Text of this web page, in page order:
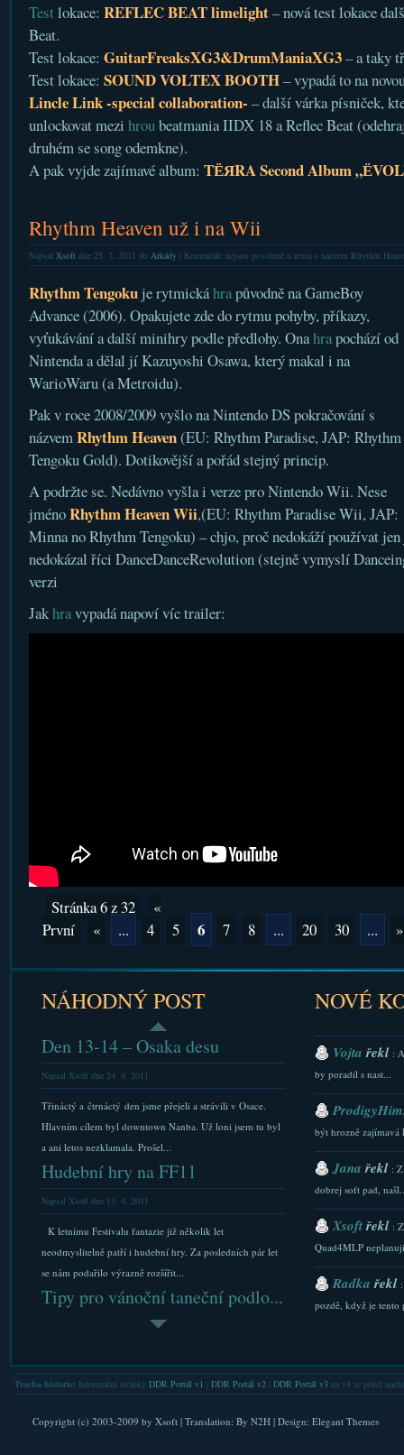
Test lokace: REFLEC BEAT limelight– nová test lokace
Beat.
Test lokace: GuitarFreaksXG3&DrumManiaXG3– a taky
Test lokace: SOUND VOLTEX BOOTH– vypadá to na
Lincle Link -special collaboration- – další várka písniček,
unlockovat mezi hroubeatmania IIDX 18 a Reflec Beat
druhém se song odemkne).
A pak vyjde zajímavé album: TЁЯRA Second Album
Rhythm Heaven už i na Wii
Napsal Xsoftdne 25. 7. 2011 do Arkády| Komentáře nejsou povolenéu textu s názvem Rhythm
Rhythm Tengokuje rytmickáhrapůvodně na GameBoy
Advance (2006). Opakujete zde do rytmu pohyby, příkazy,
vyťukávání a další minihry podle předlohy. Onahrapochází od
Nintenda a dělal jí Kazuyoshi Osawa, který makal i na
WarioWaru (a Metroidu).
Pak v roce 2008/2009 vyšlo na Nintendo DS pokračování s
názvemRhythm Heaven(EU: Rhythm Paradise, JAP: Rhythm
Tengoku Gold). Dotikovější a pořád stejný princip.
A podržte se. Nedávno vyšla i verze pro Nintendo Wii. Nese
jménoRhythm Heaven Wii,(EU: Rhythm Paradise Wii, JAP:
Minna no Rhythm Tengoku) – chjo, proč nedokáží používat
nedokázal říci DanceDanceRevolution (stejně vymyslí
verzi
Jakhravypadá napoví víc trailer:
Stránka 6 z 32
«
První
« ... 4 5 6 7 8 ... 20 30 ... »
NÁHODNÝ POST
Den 13-14 – Osaka desu
Napsal Xsoft dne 24. 4. 2011
Třináctý a čtrnáctý den jsme přejeli a strávili v Osace.
Hlavním cílem byl downtown Nanba. Už loni jsem tu byl
a ani letos nezklamala. Prošel...
Hudební hry na FF11
Napsal Xsoft dne 13. 4. 2011
K letnímu Festivalu fantazie již několik let
neodmyslitelně patří i hudební hry. Za posledních pár let
se nám podařilo výrazně rozšířit...
Tipy pro vánoční taneční podlo...
Napsal Xsoft dne 25. 12. 2011
ni další písničky? Koukáte jak začít nebo další informace
o taneční hře. Pak mám...
Akicon 2010 proběhl úspěšně...
NOVÉ
Vojtařekl :
by poradil s nast...
být hrozně zajímavá
Janařekl :
dobrej soft pad,
Xsoftřekl :
Quad4MLP
Radkařekl
pozdě, když je tento
stazeni a Downlaod...
Xsoftřekl
FAQ. Do nastaveni
Trocha historie: Informační stránky DDR Portál v1 DDR Portál v2| DDR Portál v3na v4 se právě
Copyright (c) 2003-2009 by Xsoft| Translation: By N2H| Design: Elegant Themes